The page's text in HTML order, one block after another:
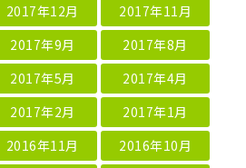
2017年12月
2017年11月
2017年9月
2017年8月
2017年5月
2017年4月
2017年2月
2017年1月
2016年11月
2016年10月